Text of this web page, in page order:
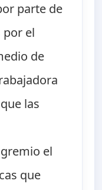
parte de
por el
de
las
el
que